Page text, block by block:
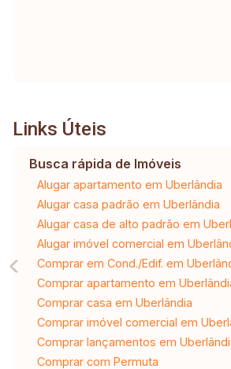
Links Úteis
Busca rápida de Imóveis
Alugar apartamento em Uberlândia
Alugar casa padrão em Uberlândia
Alugar casa de alto padrão em
Alugar imóvel comercial em
Comprar em Cond./Edif. em
Comprar apartamento em
Comprar casa em Uberlândia
Comprar imóvel comercial em
Comprar lançamentos em
Comprar com Permuta